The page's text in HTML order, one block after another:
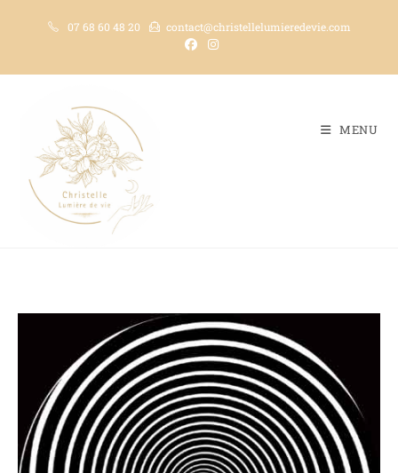
07 68 60 48 20 contact@christellelumieredevie.com
MENU